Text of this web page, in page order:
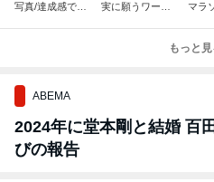
写真/達成感で満
実に願うワーク
マラ
もっと見
ABEMA
2024年に堂本剛と結婚 百
びの報告